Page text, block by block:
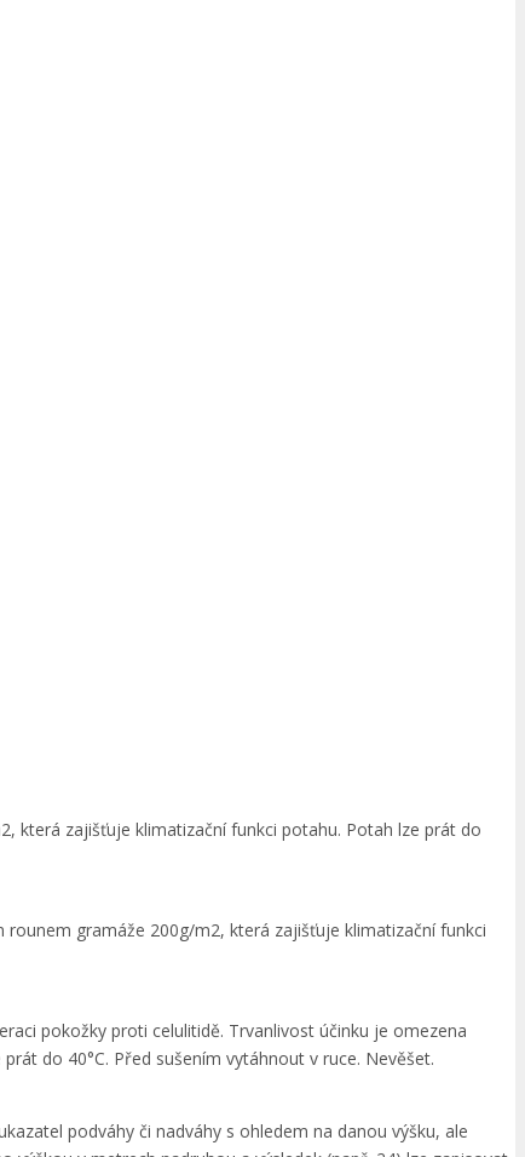
která zajišťuje klimatizační funkci potahu. Potah lze prát do
gramáže 200g/m2, která zajišťuje klimatizační funkci
pokožky proti celulitidě. Trvanlivost účinku je omezena
do 40°C. Před sušením vytáhnout v ruce. Nevěšet.
podváhy či nadváhy s ohledem na danou výšku, ale